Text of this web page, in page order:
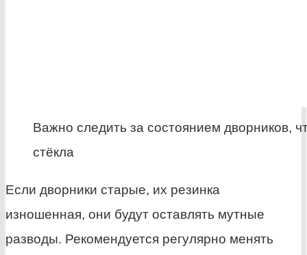
Важно следить за состоянием дворников,
стёкла
Если дворники старые, их резинка
изношенная, они будут оставлять мутные
разводы. Рекомендуется регулярно менять